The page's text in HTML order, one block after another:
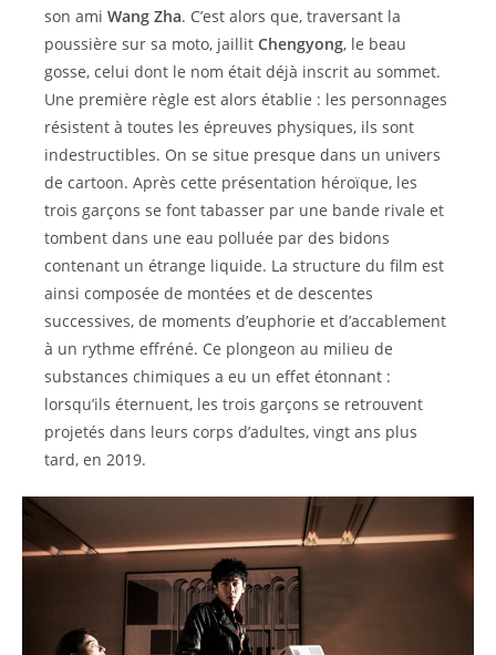
son ami Wang Zha. C’est alors que, traversant la
poussière sur sa moto, jaillit Chengyong, le beau
gosse, celui dont le nom était déjà inscrit au sommet.
Une première règle est alors établie : les personnages
résistent à toutes les épreuves physiques, ils sont
indestructibles. On se situe presque dans un univers
de cartoon. Après cette présentation héroïque, les
trois garçons se font tabasser par une bande rivale et
tombent dans une eau polluée par des bidons
contenant un étrange liquide. La structure du film est
ainsi composée de montées et de descentes
successives, de moments d’euphorie et d’accablement
à un rythme effréné. Ce plongeon au milieu de
substances chimiques a eu un effet étonnant :
lorsqu’ils éternuent, les trois garçons se retrouvent
projetés dans leurs corps d’adultes, vingt ans plus
tard, en 2019.